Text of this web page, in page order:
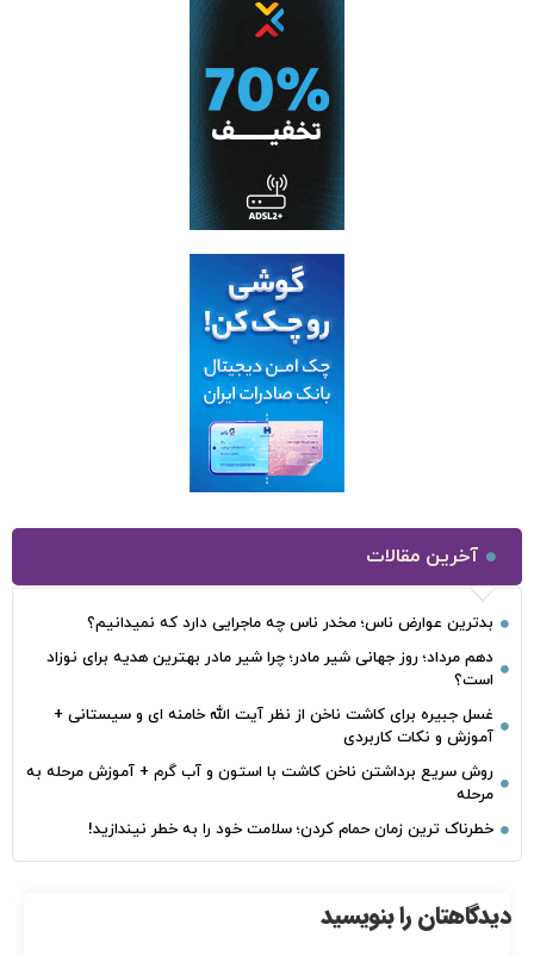
آخرین مقالات
بدترین عوارض ناس؛ مخدر ناس چه ماجرایی دارد که نمیدانیم؟
دهم مرداد؛ روز جهانی شیر مادر؛ چرا شیر مادر بهترین هدیه برای نوزاد
است؟
غسل جبیره برای کاشت ناخن از نظر آیت الله خامنه ای و سیستانی +
آموزش و نکات کاربردی
روش سریع برداشتن ناخن کاشت با استون و آب گرم + آموزش مرحله به
مرحله
خطرناک‌ ترین زمان‌ حمام کردن؛ سلامت خود را به خطر نیندازید!
دیدگاهتان را بنویسید